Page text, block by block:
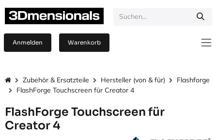
Anmelden Warenkorb
Zubehör & Ersatzteile Hersteller (von & für)
Flashforge
FlashForge Touchscreen für Creator 4
FlashForge Touchscreen für
Creator 4